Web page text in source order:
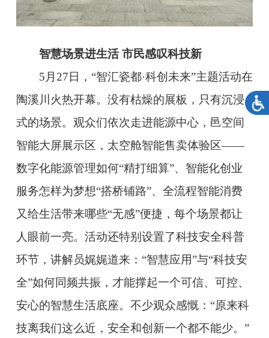
智慧场景进生活 市民感叹科技新
5月27日，“智汇瓷都·科创未来”主题活动在
陶溪川火热开幕。没有枯燥的展板，只有沉浸
式的场景。观众们依次走进能源中心，邑空间
智能大屏展示区，太空舱智能售卖体验区——
数字化能源管理如何“精打细算”、智能化创业
服务怎样为梦想“搭桥铺路”、全流程智能消费
又给生活带来哪些“无感”便捷，每个场景都让
人眼前一亮。活动还特别设置了科技安全科普
环节，讲解员娓娓道来：“智慧应用”与“科技安
全”如何同频共振，才能撑起一个可信、可控、
安心的智慧生活底座。不少观众感慨：“原来科
技离我们这么近，安全和创新一个都不能少。”